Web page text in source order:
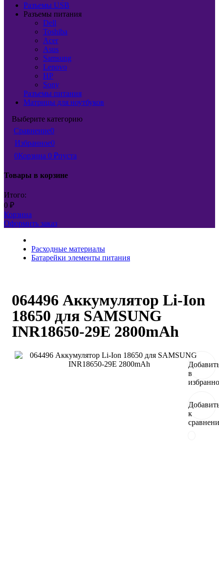
Разъемы USB
Разъемы питания
Dell
Toshiba
Acer
Asus
Samsung
Lenovo
HP
Sony
Разъемы питания
Матрицы для ноутбуков
Выберите категорию
Сравнение0
Избранное0
0Корзина 0 ₽пуста
Товары в корзине
Итого:
0 ₽
Корзина
Оформить заказ
Расходные материалы
Батарейки элементы питания
064496 Аккумулятор Li-Ion
18650 для SAMSUNG
INR18650-29E 2800mAh
в
к